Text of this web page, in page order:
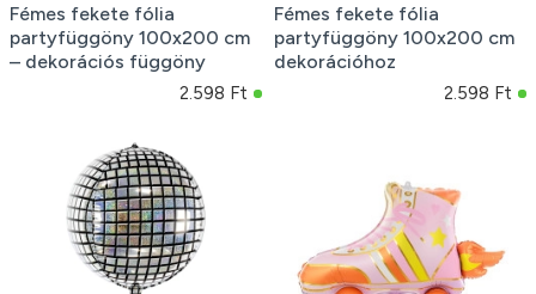
Fémes fekete fólia
partyfüggöny 100x200 cm
– dekorációs függöny
2.598 Ft
Fémes fekete fólia
partyfüggöny 100x200 cm
dekorációhoz
2.598 Ft